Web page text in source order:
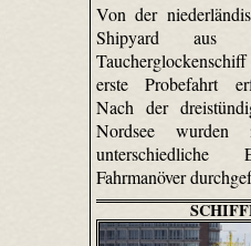
Von der
Shipyard
erste Probefahrt
Nach der
Nordsee
unterschiedliche
Fahrmanöver